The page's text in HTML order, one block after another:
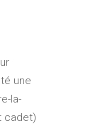
une
la-
cadet)